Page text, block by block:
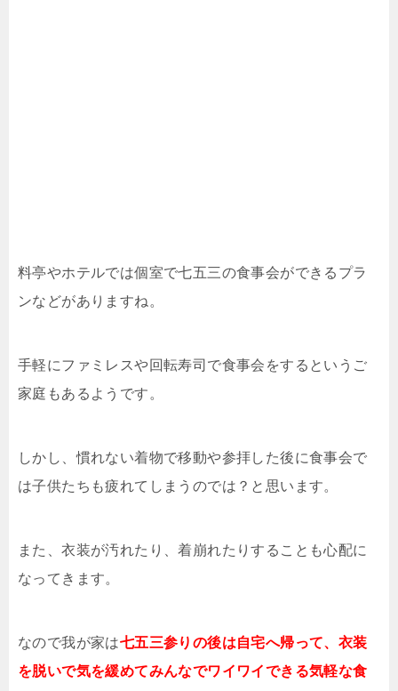
料亭やホテルでは個室で七五三の食事会ができるプラ
ンなどがありますね。
手軽にファミレスや回転寿司で食事会をするというご
家庭もあるようです。
しかし、慣れない着物で移動や参拝した後に食事会で
は子供たちも疲れてしまうのでは？と思います。
また、衣装が汚れたり、着崩れたりすることも心配に
なってきます。
なので我が家は七五三参りの後は自宅へ帰って、衣装
を脱いで気を緩めてみんなでワイワイできる気軽な食